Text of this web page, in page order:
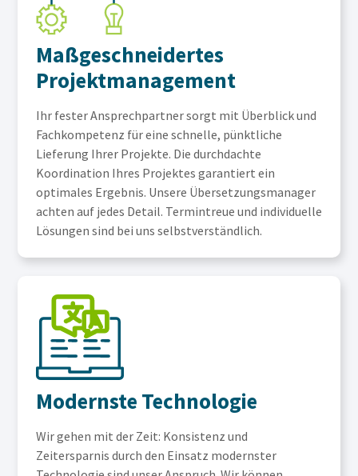
Maßgeschneidertes
Projektmanagement
Ihr fester Ansprechpartner sorgt mit Überblick und
Fachkompetenz für eine schnelle, pünktliche
Lieferung Ihrer Projekte. Die durchdachte
Koordination Ihres Projektes garantiert ein
optimales Ergebnis. Unsere Übersetzungsmanager
achten auf jedes Detail. Termintreue und individuelle
Lösungen sind bei uns selbstverständlich.
Modernste Technologie
Wir gehen mit der Zeit: Konsistenz und
Zeitersparnis durch den Einsatz modernster